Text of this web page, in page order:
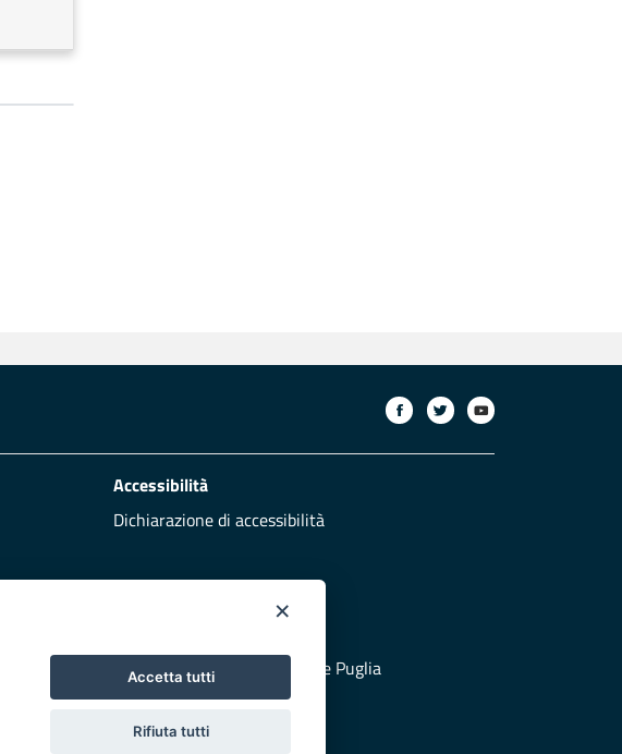
Accessibilità
Dichiarazione di accessibilità
Vai al sito di Protezione Civile Puglia
×
Accetta tutti
Rifiuta tutti